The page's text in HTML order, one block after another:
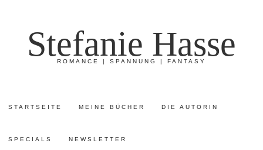
Stefanie Hasse
ROMANCE | SPANNUNG | FANTASY
STARTSEITE MEINE BÜCHER DIE AUTORIN
SPECIALS NEWSLETTER